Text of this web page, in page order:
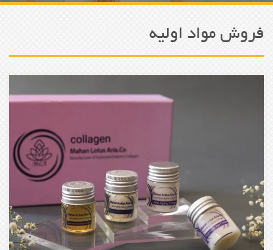
فروش مواد اولیه